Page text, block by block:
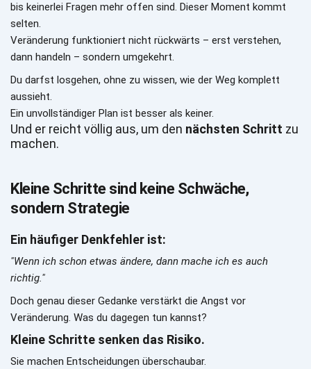
bis keinerlei Fragen mehr offen sind. Dieser Moment kommt
selten.
Veränderung funktioniert nicht rückwärts – erst verstehen,
dann handeln – sondern umgekehrt.
Du darfst losgehen, ohne zu wissen, wie der Weg komplett
aussieht.
Ein unvollständiger Plan ist besser als keiner.
Und er reicht völlig aus, um den nächsten Schritt zu
machen.
Kleine Schritte sind keine Schwäche,
sondern Strategie
Ein häufiger Denkfehler ist:
"Wenn ich schon etwas ändere, dann mache ich es auch
richtig."
Doch genau dieser Gedanke verstärkt die Angst vor
Veränderung. Was du dagegen tun kannst?
Kleine Schritte senken das Risiko.
Sie machen Entscheidungen überschaubar.